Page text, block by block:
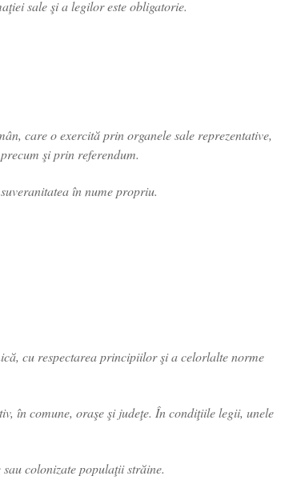
sale şi a legilor este obligatorie.
care o exercită prin organele sale reprezentative,
şi prin referendum.
în nume propriu.
cu respectarea principiilor şi a celorlalte norme
în comune, oraşe şi judeţe. În condiţiile legii, unele
colonizate populaţii străine.